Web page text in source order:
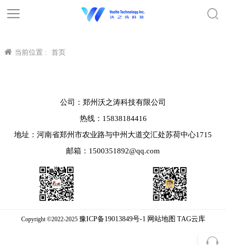
当前位置 : 首页
公司：郑州沃之涛科技有限公司
热线：15838184416
地址：河南省郑州市农业路与中州大道交汇处苏荷中心1715
邮箱：1500351892@qq.com
Copyright ©2022-2025 豫ICP备19013849号-1 网站地图 TAG云库